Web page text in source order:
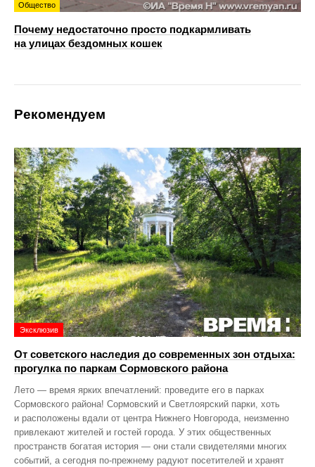
Общество
Почему недостаточно просто подкармливать
на улицах бездомных кошек
Рекомендуем
Эксклюзив
От советского наследия до современных зон отдыха:
прогулка по паркам Сормовского района
Лето — время ярких впечатлений: проведите его в парках
Сормовского района! Сормовский и Светлоярский парки, хоть
и расположены вдали от центра Нижнего Новгорода, неизменно
привлекают жителей и гостей города. У этих общественных
пространств богатая история — они стали свидетелями многих
событий, а сегодня по‑прежнему радуют посетителей и хранят